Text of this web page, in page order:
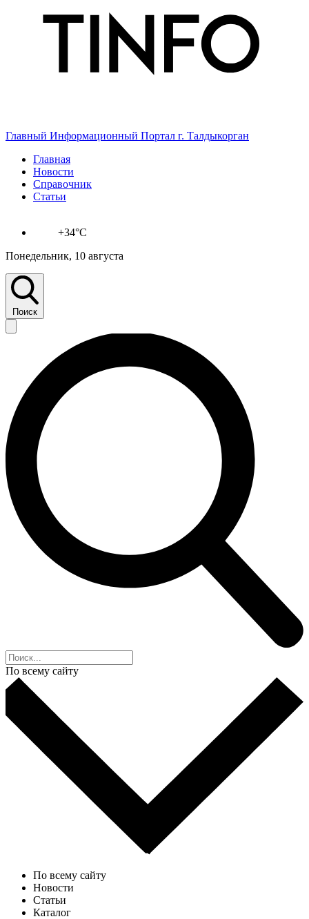
Главный Информационный Портал г. Талдыкорган
Главная
Новости
Справочник
Статьи
+34°C
Понедельник, 10 августа
Поиск
По всему сайту
По всему сайту
Новости
Статьи
Каталог